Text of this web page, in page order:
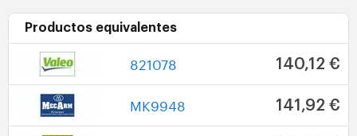
Productos equivalentes
821078 140,12 €
MK9948 141,92 €